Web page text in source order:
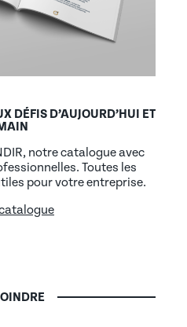
DÉFIS D’AUJOURD’HUI ET
notre catalogue avec
Toutes les
pour votre entreprise.